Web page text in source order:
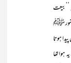
ﷺ
ہوتا
تھا